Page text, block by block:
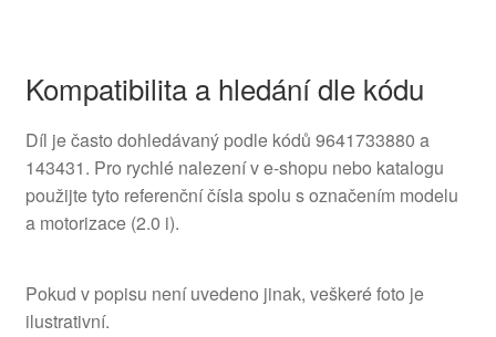
Kompatibilita a hledání dle kódu
Díl je často dohledávaný podle kódů 9641733880 a
143431. Pro rychlé nalezení v e-shopu nebo katalogu
použijte tyto referenční čísla spolu s označením modelu
a motorizace (2.0 i).
Pokud v popisu není uvedeno jinak, veškeré foto je
ilustrativní.